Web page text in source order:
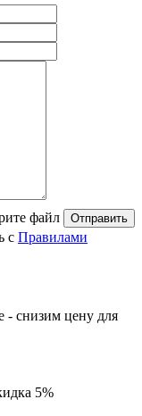
файл Отправить
с Правилами
- снизим цену для
5%